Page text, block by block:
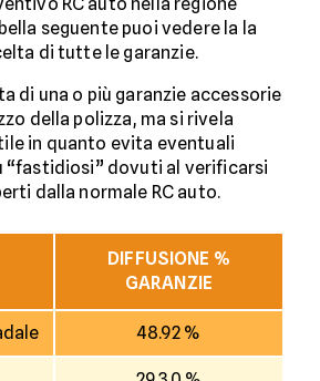
seguente puoi vedere la la
di tutte le garanzie.
di una o più garanzie accessorie
della polizza, ma si rivela
in quanto evita eventuali
“fastidiosi” dovuti al verificarsi
dalla normale RC auto.
DIFFUSIONE %
GARANZIE
48.92 %